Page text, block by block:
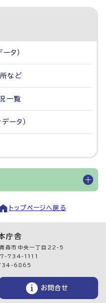
タ）
など
一覧
ータ）
トップページへ戻る
庁舎
市中央一丁目22-5
734-1111
734-6865
お問合せ